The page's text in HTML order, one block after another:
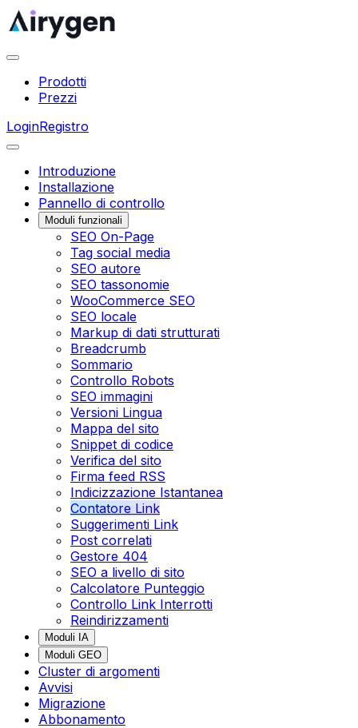
Prodotti
Prezzi
LoginRegistro
Introduzione
Installazione
Pannello di controllo
Moduli funzionali
SEO On-Page
Tag social media
SEO autore
SEO tassonomie
WooCommerce SEO
SEO locale
Markup di dati strutturati
Breadcrumb
Sommario
Controllo Robots
SEO immagini
Versioni Lingua
Mappa del sito
Snippet di codice
Verifica del sito
Firma feed RSS
Indicizzazione Istantanea
Contatore Link
Suggerimenti Link
Post correlati
Gestore 404
SEO a livello di sito
Calcolatore Punteggio
Controllo Link Interrotti
Reindirizzamenti
Moduli IA
Moduli GEO
Cluster di argomenti
Avvisi
Migrazione
Abbonamento